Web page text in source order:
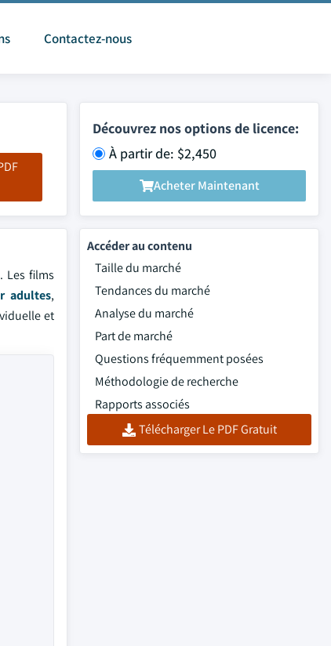
Contactez-nous
Découvrez nos options de licence:
À partir de: $2,450
Acheter Maintenant
Les films
adultes,
et
Accéder au contenu
Taille du marché
Tendances du marché
Analyse du marché
Part de marché
Questions fréquemment posées
Méthodologie de recherche
Rapports associés
Télécharger Le PDF Gratuit